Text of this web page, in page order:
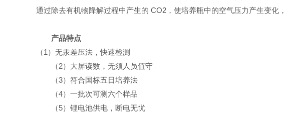
通过除去有机物降解过程中产生的 CO2，使培养瓶中的空气压力产生变
产品特点
（1） 无汞差压法，快速检测
（2） 大屏读数，无须人员值守
（3） 符合国标五日培养法
（4） 一批次可测六个样品
（5） 锂电池供电，断电无忧